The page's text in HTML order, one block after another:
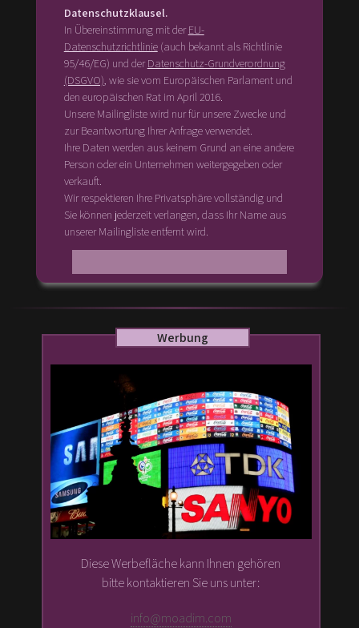
Datenschutzklausel.
In Übereinstimmung mit derEU-
Datenschutzrichtlinie(auch bekannt als Richtlinie
95/46/EG) und derDatenschutz-Grundverordnung
(DSGVO), wie sie vom Europäischen Parlament und
den europäischen Rat im April 2016.
Unsere Mailingliste wird nur für unsere Zwecke und
zur Beantwortung Ihrer Anfrage verwendet.
Ihre Daten werden aus keinem Grund an eine andere
Person oder ein Unternehmen weitergegeben oder
verkauft.
Wir respektieren Ihre Privatsphäre vollständig und
Sie können jederzeit verlangen, dass Ihr Name aus
unserer Mailingliste entfernt wird.
Werbung
Diese Werbefläche kann Ihnen gehören
bitte kontaktieren Sie uns unter:
info@moadim.com